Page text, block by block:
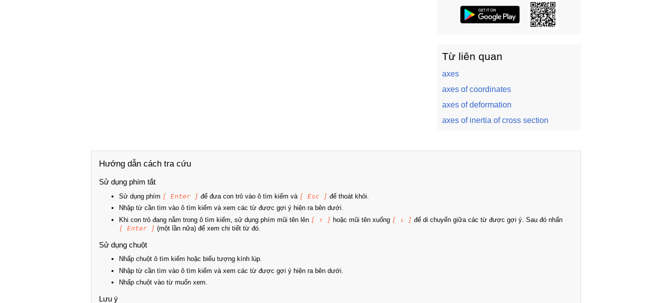
Từ liên quan
axes
axes of coordinates
axes of deformation
axes of inertia of cross section
Hướng dẫn cách tra cứu
Sử dụng phím tắt
Sử dụng phím [ Enter ] để đưa con trỏ vào ô tìm kiếm và [ Esc ] để thoát khỏi.
Nhập từ cần tìm vào ô tìm kiếm và xem các từ được gợi ý hiện ra bên dưới.
Khi con trỏ đang nằm trong ô tìm kiếm, sử dụng phím mũi tên lên [ ↑ ] hoặc mũi tên xuống [ ↓ ] để di chuyển giữa các từ được gợi ý. Sau đó nhấn
[ Enter ] (một lần nữa) để xem chi tiết từ đó.
Sử dụng chuột
Nhấp chuột ô tìm kiếm hoặc biểu tượng kính lúp.
Nhập từ cần tìm vào ô tìm kiếm và xem các từ được gợi ý hiện ra bên dưới.
Nhấp chuột vào từ muốn xem.
Lưu ý